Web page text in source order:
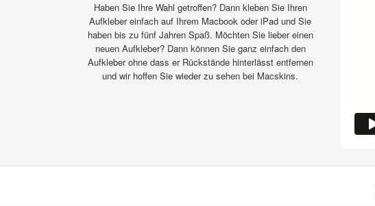
Haben Sie Ihre Wahl getroffen? Dann kleben Sie Ihren
Aufkleber einfach auf Ihrem Macbook oder iPad und Sie
haben bis zu fünf Jahren Spaß. Möchten Sie lieber einen
neuen Aufkleber? Dann können Sie ganz einfach den
Aufkleber ohne dass er Rückstände hinterlässt entfernen
und wir hoffen Sie wieder zu sehen bei Macskins.